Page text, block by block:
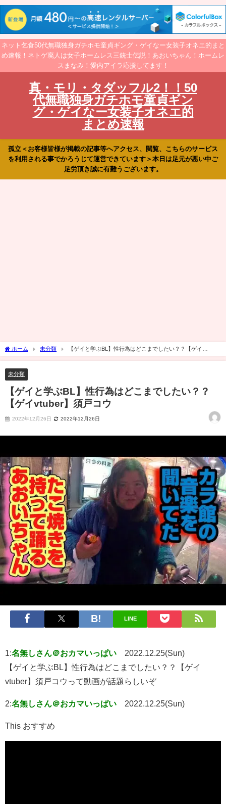
ネット乞食50代無職独身ガチホモ童貞ギング・ゲイなー女装子オネエ的まと
め速報！ネトゲ廃人は女子ホームレス三銃士伝説！あおいちゃん！ホームレ
スまなみ！愛内アイラ応援してます！
真・モリ・タダッフル2！！50
代無職独身ガチホモ童貞ギン
グ・ゲイなー女装子オネエ的
まとめ速報
孤立＜お客様皆様が掲載の記事等へアクセス、閲覧、こちらのサービス
を利用される事でかろうじて運営できています＞本日は足元が悪い中ご
足労頂き誠に有難うございます。
ホーム 未分類
【ゲイと学ぶBL】性行為はどこまでしたい？？【ゲイ
vtuber】須戸コウ
未分類
【ゲイと学ぶBL】性行為はどこまでしたい？？
【ゲイvtuber】須戸コウ
2022年12月26日 2022年12月26日
LINE
1:名無しさん＠おカマいっぱい
2022.12.25(Sun)
【ゲイと学ぶBL】性行為はどこまでしたい？？【ゲイ
vtuber】須戸コウって動画が話題らしいぞ
2:名無しさん＠おカマいっぱい 2022.12.25(Sun)
This おすすめ